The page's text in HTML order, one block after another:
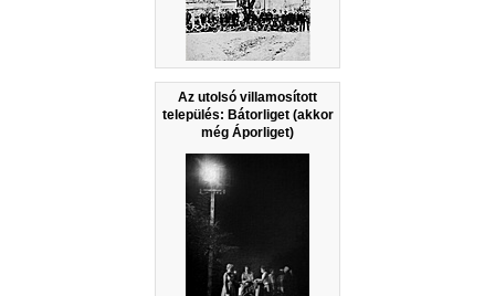
Az utolsó villamosított
település: Bátorliget (akkor
még Áporliget)